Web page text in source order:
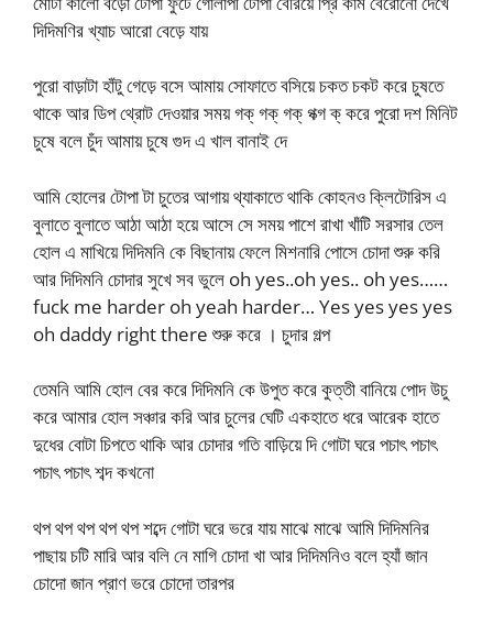
দিদিমণির খ্যাচ আরো বেড়ে যায়
পুরো বাড়াটা হাঁটু গেড়ে বসে আমায় সোফাতে বসিয়ে চকত চকট করে চুষতে
থাকে আর ডিপ থ্রোট দেওয়ার সময় গক্ গক্ গক্ গক্গ ক্ করে পুরো দশ মিনিট
চুষে বলে চুঁদ আমায় চুষে গুদ এ খাল বানাই দে
আমি হোলের টোপা টা চুতের আগায় থ্যাকাতে থাকি কোহনও ক্লিটোরিস এ
বুলাতে বুলাতে আঠা আঠা হয়ে আসে সে সময় পাশে রাখা খাঁটি সরসার তেল
হোল এ মাখিয়ে দিদিমনি কে বিছানায় ফেলে মিশনারি পোসে চোদা শুরু করি
আর দিদিমনি চোদার সুখে সব ভুলে oh yes..oh yes.. oh yes……
fuck me harder oh yeah harder… Yes yes yes yes
oh daddy right there শুরু করে । চুদার গল্প
তেমনি আমি হোল বের করে দিদিমনি কে উপুত করে কুত্তী বানিয়ে পোদ উচু
করে আমার হোল সঞ্চার করি আর চুলের ঘেটি একহাতে ধরে আরেক হাতে
দুধের বোটা চিপতে থাকি আর চোদার গতি বাড়িয়ে দি গোটা ঘরে পচাৎ পচাৎ
পচাৎ পচাৎ শব্দ কখনো
থপ থপ থপ থপ থপ শব্দে গোটা ঘরে ভরে যায় মাঝে মাঝে আমি দিদিমনির
পাছায় চটি মারি আর বলি নে মাগি চোদা খা আর দিদিমনিও বলে হ্যাঁ জান
চোদো জান প্রাণ ভরে চোদো তারপর